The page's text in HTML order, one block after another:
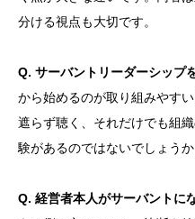
分ける視点も大切です。
Q. サーバントリーダーシップ
から始めるのが取り組みやす
遮らず聴く、それだけでも組
験があるのではないでしょうか
Q. 経営者本人がサーバントに